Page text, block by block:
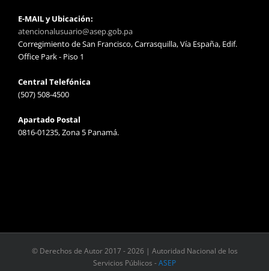
E-MAIL y Ubicación:
atencionalusuario@asep.gob.pa
Corregimiento de San Francisco, Carrasquilla, Vía España, Edif.
Office Park - Piso 1
Central Telefónica
(507) 508-4500
Apartado Postal
0816-01235, Zona 5 Panamá.
© Derechos de Autor 2017 -2026 | Autoridad Nacional de los
Servicios Públicos -ASEP